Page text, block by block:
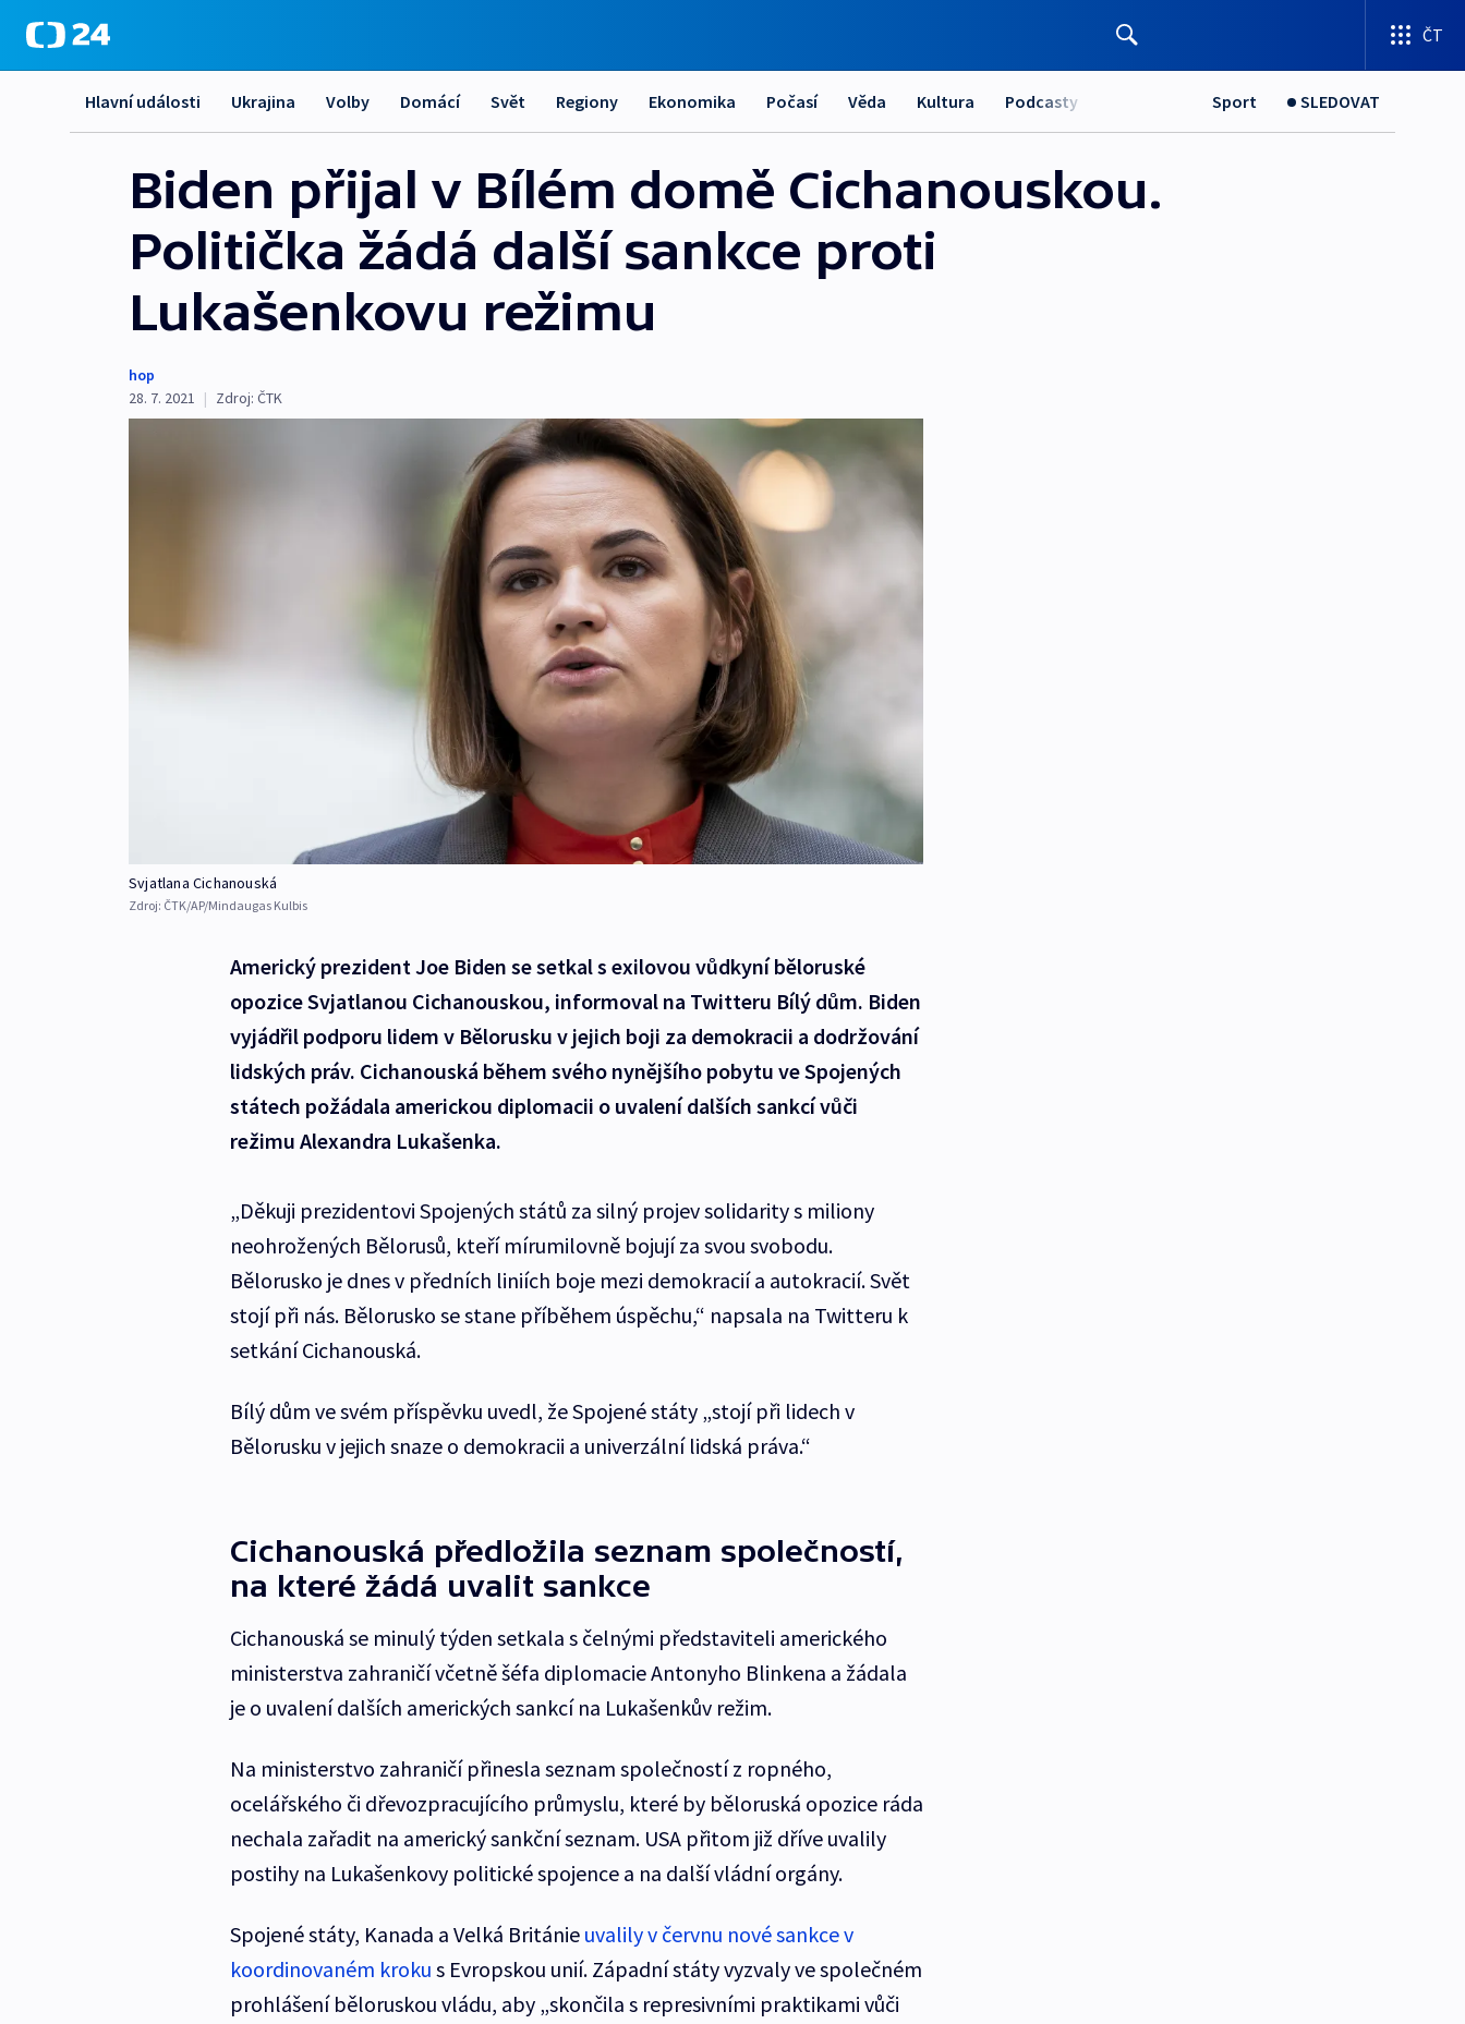
ČT
Hlavní události Ukrajina Volby Domácí Svět Regiony Ekonomika Počasí Věda Kultura Podcasty Sport SLEDOVAT
Biden přijal v Bílém domě Cichanouskou.
Politička žádá další sankce proti
Lukašenkovu režimu
hop
28. 7. 2021 | Zdroj: ČTK
Svjatlana Cichanouská
Zdroj: ČTK/AP/Mindaugas Kulbis
Americký prezident Joe Biden se setkal s exilovou vůdkyní běloruské
opozice Svjatlanou Cichanouskou, informoval na Twitteru Bílý dům. Biden
vyjádřil podporu lidem v Bělorusku v jejich boji za demokracii a dodržování
lidských práv. Cichanouská během svého nynějšího pobytu ve Spojených
státech požádala americkou diplomacii o uvalení dalších sankcí vůči
režimu Alexandra Lukašenka.
„Děkuji prezidentovi Spojených států za silný projev solidarity s miliony
neohrožených Bělorusů, kteří mírumilovně bojují za svou svobodu.
Bělorusko je dnes v předních liniích boje mezi demokracií a autokracií. Svět
stojí při nás. Bělorusko se stane příběhem úspěchu,“ napsala na Twitteru k
setkání Cichanouská.
Bílý dům ve svém příspěvku uvedl, že Spojené státy „stojí při lidech v
Bělorusku v jejich snaze o demokracii a univerzální lidská práva.“
Cichanouská předložila seznam společností,
na které žádá uvalit sankce
Cichanouská se minulý týden setkala s čelnými představiteli amerického
ministerstva zahraničí včetně šéfa diplomacie Antonyho Blinkena a žádala
je o uvalení dalších amerických sankcí na Lukašenkův režim.
Na ministerstvo zahraničí přinesla seznam společností z ropného,
ocelářského či dřevozpracujícího průmyslu, které by běloruská opozice ráda
nechala zařadit na americký sankční seznam. USA přitom již dříve uvalily
postihy na Lukašenkovy politické spojence a na další vládní orgány.
Spojené státy, Kanada a Velká Británie uvalily v červnu nové sankce v
koordinovaném kroku s Evropskou unií. Západní státy vyzvaly ve společném
prohlášení běloruskou vládu, aby „skončila s represivními praktikami vůči